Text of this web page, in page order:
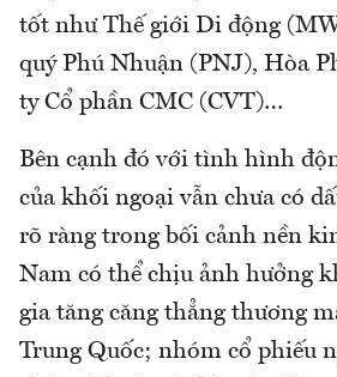
tốt như Thế giới Di động
quý Phú Nhuận (PNJ), Hòa
ty Cổ phần CMC (CVT)…
Bên cạnh đó với tình hình
của khối ngoại vẫn chưa có
rõ ràng trong bối cảnh nền
Nam có thể chịu ảnh hưởng
gia tăng căng thẳng thương
Trung Quốc; nhóm cổ phiếu